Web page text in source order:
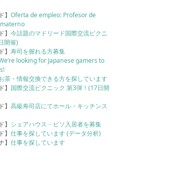
】Oferta de empleo: Profesor de
】今話題のマドリード国際交流ピクニ
開催)
】寿司を握れる方募集
looking for Japanese gamers to
茶・情報交換できる方を探しています
国際交流ピクニック 第3弾！(17日開
】高級寿司店にてホール・キッチンス
シェアハウス・ピソ入居者を募集
】仕事を探しています (データ分析)
】仕事を探しています